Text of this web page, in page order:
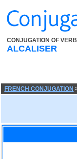
CONJUGATION OF
ALCALISER
FRENCH CONJUGATION